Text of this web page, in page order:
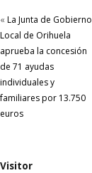
« La Junta de Gobierno
Local de Orihuela
aprueba la concesión
de 71 ayudas
individuales y
familiares por 13.750
euros
Visitor